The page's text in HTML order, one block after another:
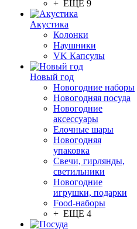
+ ЕЩЕ 9
Акустика
Колонки
Наушники
VK Капсулы
Новый год
Новогодние наборы
Новогодняя посуда
Новогодние
аксессуары
Елочные шары
Новогодняя
упаковка
Свечи, гирлянды,
светильники
Новогодние
игрушки, подарки
Food-наборы
+ ЕЩЕ 4